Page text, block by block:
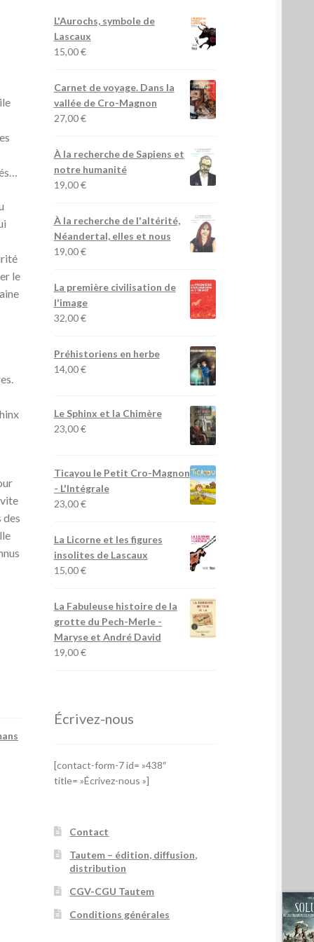
le
des
L'Aurochs, symbole de
Lascaux
15,00€
Carnet de voyage. Dans la
vallée de Cro-Magnon
27,00€
À la recherche de Sapiens et
notre humanité
19,00€
À la recherche de l'altérité,
Néandertal, elles et nous
19,00€
La première civilisation de
l'image
32,00€
Préhistoriens en herbe
14,00€
Le Sphinx et la Chimère
23,00€
Ticayou le Petit Cro-Magnon
- L'Intégrale
23,00€
La Licorne et les figures
insolites de Lascaux
15,00€
La Fabuleuse histoire de la
grotte du Pech-Merle-
Maryse et André David
19,00€
Écrivez-nous
[contact-form-7 id= »438″
title= »Écrivez-nous »]
Contact
Tautem – édition, diffusion,
distribution
CGV-CGU Tautem
Conditions générales